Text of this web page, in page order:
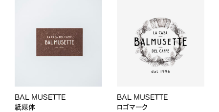
BAL MUSETTE
紙媒体
BAL MUSETTE
ロゴマーク